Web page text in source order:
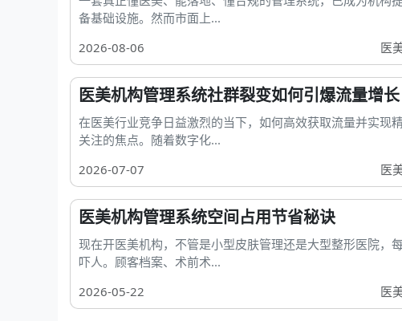
备基础设施。然而市面上...
2026-08-06
医
医美机构管理系统社群裂变如何引爆流量增长
在医美行业竞争日益激烈的当下，如何高效获取流量并实现
关注的焦点。随着数字化...
2026-07-07
医
医美机构管理系统空间占用节省秘诀
现在开医美机构，不管是小型皮肤管理还是大型整形医院，
吓人。顾客档案、术前术...
2026-05-22
医